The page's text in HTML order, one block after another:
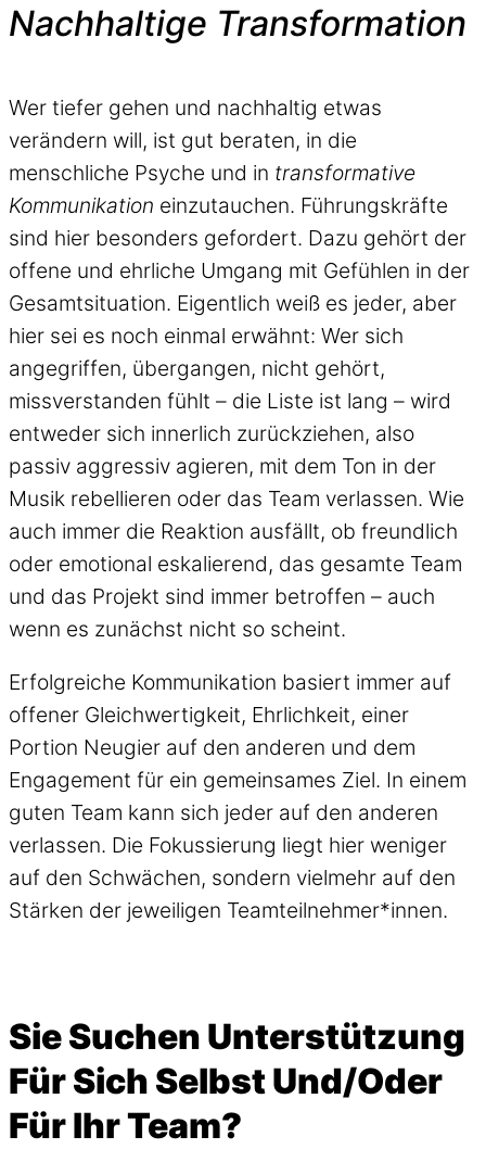
Nachhaltige Transformation
Wer tiefer gehen und nachhaltig etwas
verändern will, ist gut beraten, in die
menschliche Psyche und in transformative
Kommunikation einzutauchen. Führungskräfte
sind hier besonders gefordert. Dazu gehört der
offene und ehrliche Umgang mit Gefühlen in der
Gesamtsituation. Eigentlich weiß es jeder, aber
hier sei es noch einmal erwähnt: Wer sich
angegriffen, übergangen, nicht gehört,
missverstanden fühlt – die Liste ist lang – wird
entweder sich innerlich zurückziehen, also
passiv aggressiv agieren, mit dem Ton in der
Musik rebellieren oder das Team verlassen. Wie
auch immer die Reaktion ausfällt, ob freundlich
oder emotional eskalierend, das gesamte Team
und das Projekt sind immer betroffen – auch
wenn es zunächst nicht so scheint.
Erfolgreiche Kommunikation basiert immer auf
offener Gleichwertigkeit, Ehrlichkeit, einer
Portion Neugier auf den anderen und dem
Engagement für ein gemeinsames Ziel. In einem
guten Team kann sich jeder auf den anderen
verlassen. Die Fokussierung liegt hier weniger
auf den Schwächen, sondern vielmehr auf den
Stärken der jeweiligen Teamteilnehmer*innen.
Sie Suchen Unterstützung
Für Sich Selbst Und/oder
Für Ihr Team?